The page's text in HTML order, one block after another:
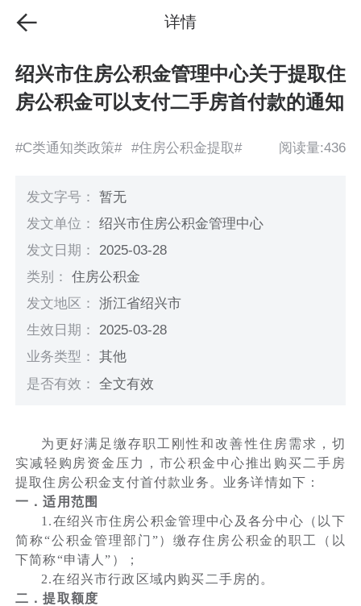
详情
绍兴市住房公积金管理中心关于提取住
房公积金可以支付二手房首付款的通知
#C类通知类政策# #住房公积金提取# 阅读量:436
发文字号：暂无
发文单位：绍兴市住房公积金管理中心
发文日期： 2025-03-28
类别：住房公积金
发文地区：浙江省绍兴市
生效日期： 2025-03-28
业务类型：其他
是否有效：全文有效
为更好满足缴存职工刚性和改善性住房需求，切
实减轻购房资金压力，市公积金中心推出购买二手房
提取住房公积金支付首付款业务。业务详情如下：
一．适用范围
1.在绍兴市住房公积金管理中心及各分中心（以下
简称“公积金管理部门”）缴存住房公积金的职工（以
下简称“申请人”）；
2.在绍兴市行政区域内购买二手房的。
二．提取额度